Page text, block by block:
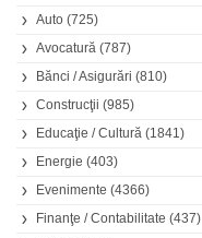
Auto (725)
Avocatură (787)
Bănci / Asigurări (810)
Construcţii (985)
Educaţie / Cultură (1841)
Energie (403)
Evenimente (4366)
Finanţe / Contabilitate (437)